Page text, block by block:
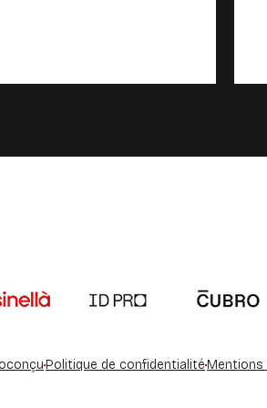
Politique de confidentialitéMentions
en garantissant la conformité avec